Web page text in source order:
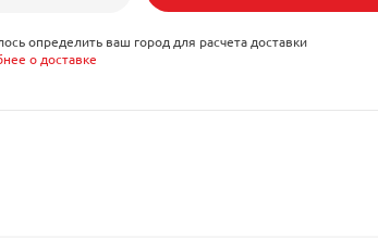
определить ваш город для расчета доставки
о доставке